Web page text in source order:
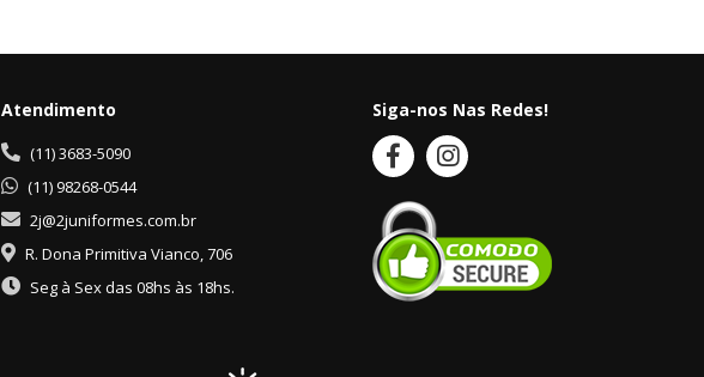
Atendimento
(11) 3683-5090
(11) 98268-0544
2j@2juniformes.com.br
R. Dona Primitiva Vianco, 706
Seg à Sex das 08hs às 18hs.
Siga-nos Nas Redes!